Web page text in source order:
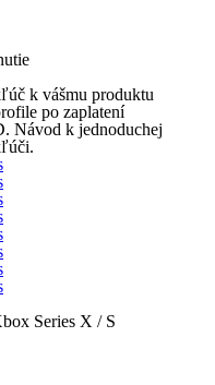
k vášmu produktu
po zaplatení
Návod k jednoduchej
Series X / S